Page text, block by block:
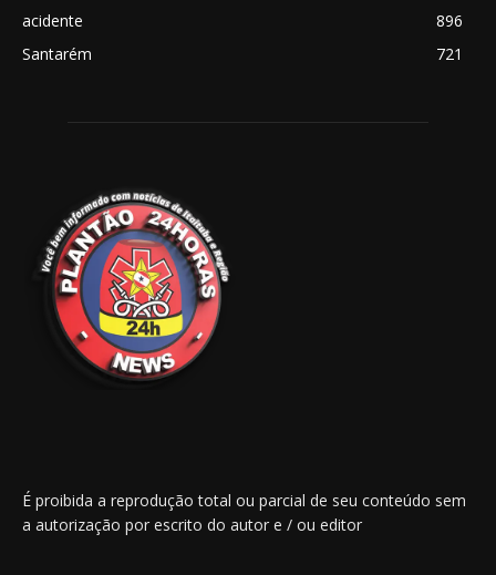
acidente
896
Santarém
721
É proibida a reprodução total ou parcial de seu conteúdo sem
a autorização por escrito do autor e / ou editor